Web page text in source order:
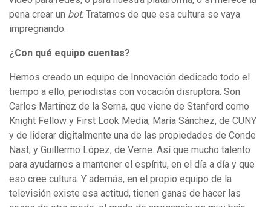
pena crear un bot. Tratamos de que esa cultura se vaya
impregnando.
¿Con qué equipo cuentas?
Hemos creado un equipo de Innovación dedicado todo el
tiempo a ello, periodistas con vocación disruptora. Son
Carlos Martínez de la Serna, que viene de Stanford como
Knight Fellow y First Look Media; María Sánchez, de CUNY
y de liderar digitalmente una de las propiedades de Conde
Nast; y Guillermo López, de Verne. Así que mucho talento
para ayudarnos a mantener el espíritu, en el día a día y que
eso cree cultura. Y además, en el propio equipo de la
televisión existe esa actitud, tienen ganas de hacer las